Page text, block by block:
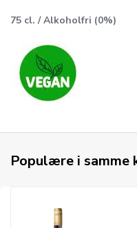
75 cl. / Alkoholfri (0%)
Populære i samme